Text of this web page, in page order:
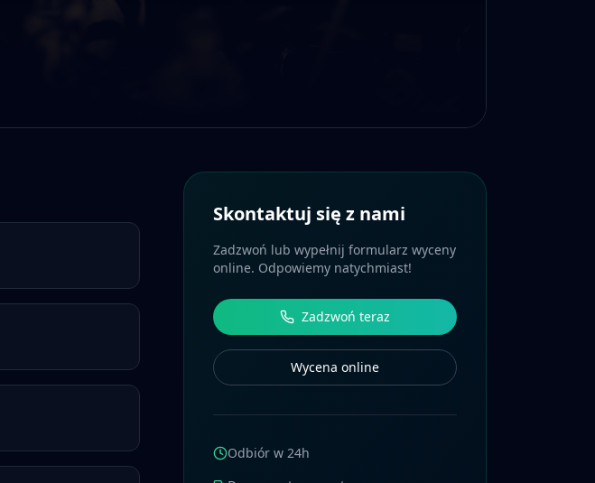
Skontaktuj się z nami
Zadzwoń lub wypełnij formularz wyceny
online. Odpowiemy natychmiast!
Zadzwoń teraz
Wycena online
Odbiór w 24h